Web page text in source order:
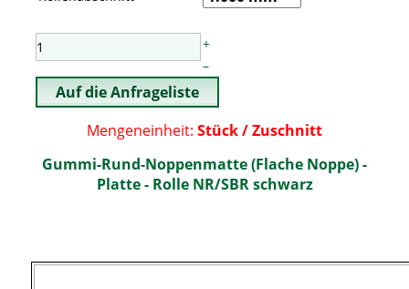
+
–
Mengeneinheit: Stück / Zuschnitt
Gummi-Rund-Noppenmatte (Flache Noppe) -
Platte - Rolle NR/SBR schwarz